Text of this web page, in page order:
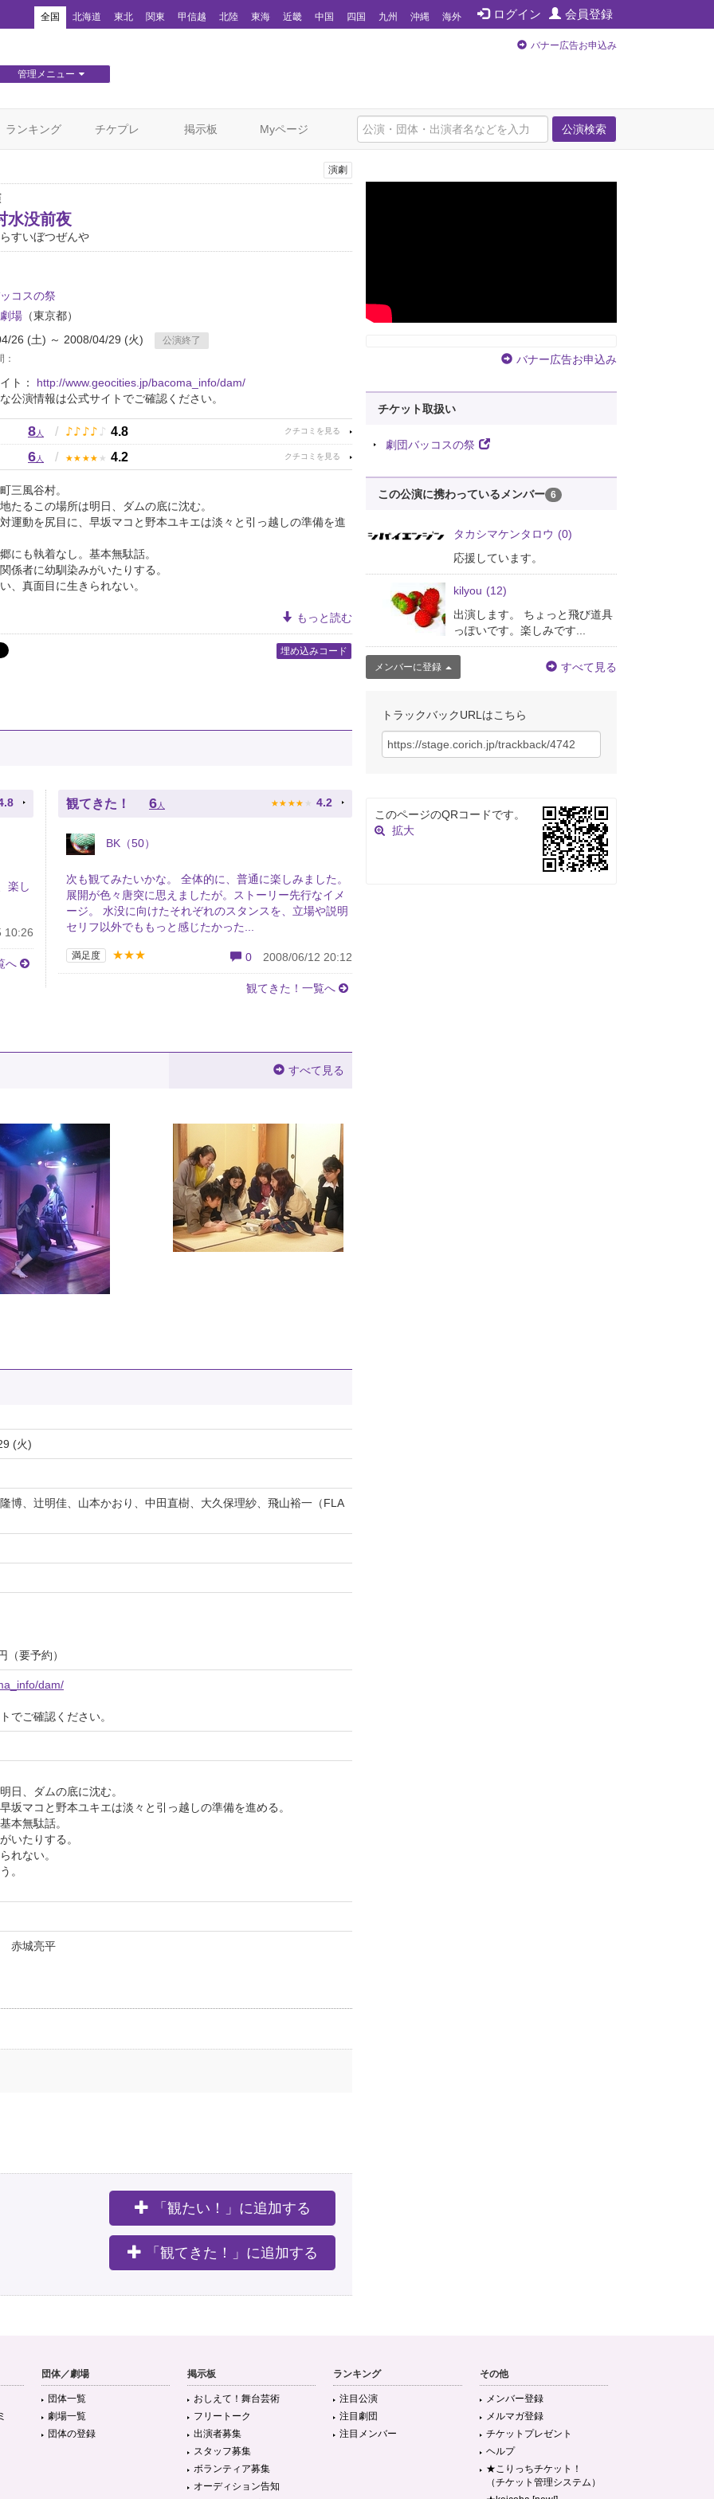
ログイン 会員登録
全国 北海道 東北 関東 甲信越 北陸 東海 近畿 中国 四国 九州 沖縄 海外
管理メニュー
バナー広告お申込み
公演検索
ランキング チケプレ 掲示板 Myページ
演劇
水没前夜
すいぼつぜんや
コスの祭
場 （東京都）
26 (土) ～ 2008/04/29 (火)
公演終了
ト： http://www.geocities.jp/bacoma_info/dam/
公演情報は公式サイトでご確認ください。
8人 / ♪ ♪ ♪ ♪ ♪ 4.8
6人 / ★ ★ ★ ★ ★ 4.2
三風谷村。
たるこの場所は明日、ダムの底に沈む。
運動を尻目に、早坂マコと野本ユキエは淡々と引っ越しの準備を進
にも執着なし。基本無駄話。
係者に幼馴染みがいたりする。
、真面目に生きられない。
もっと読む
埋め込みコード
楽し
へ
観てきた！ 6 人 ★ ★ ★ ★ ★ 4.2
BK（50）
次も観てみたいかな。 全体的に、普通に楽しみました。
展開が色々唐突に思えましたが。ストーリー先行なイメ
ージ。 水没に向けたそれぞれのスタンスを、立場や説明
セリフ以外でももっと感じたかった...
満足度 ★★★ 0 2008/06/12 20:12
観てきた！一覧へ
すべて見る
(火)
博、辻明佳、山本かおり、中田直樹、大久保理紗、飛山裕一（FLA
（要予約）
dam/
でご確認ください。
日、ダムの底に沈む。
坂マコと野本ユキエは淡々と引っ越しの準備を進める。
本無駄話。
いたりする。
れない。
。
赤城亮平
「観たい！」に追加する
「観てきた！」に追加する
バナー広告お申込み
チケット取扱い
劇団バッコスの祭
この公演に携わっているメンバー 6
タカシマケンタロウ (0)
応援しています。
kilyou (12)
出演します。 ちょっと飛び道具
っぽいです。楽しみです...
メンバーに登録 すべて見る
トラックバックURLはこちら
このページのQRコードです。
拡大
団体／劇場
団体一覧
劇場一覧
団体の登録
掲示板
おしえて！舞台芸術
フリートーク
出演者募集
スタッフ募集
ボランティア募集
オーディション告知
ランキング
注目公演
注目劇団
注目メンバー
その他
メンバー登録
メルマガ登録
チケットプレゼント
ヘルプ
★こりっちチケット！
（チケット管理システム）